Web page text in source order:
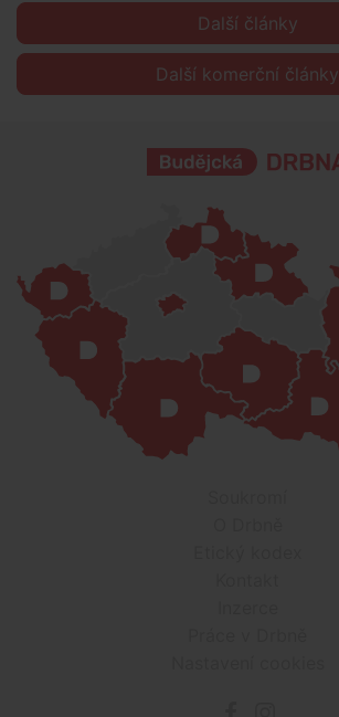
Další články
Další komerční články